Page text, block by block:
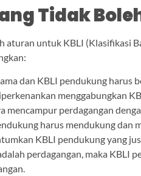
Tidak
aturan untuk KBLI (Klasifikasi
dan KBLI pendukung harus
menggabungkan
mencampur perdagangan
harus mendukung dan
KBLI pendukung yang
perdagangan, maka KBLI